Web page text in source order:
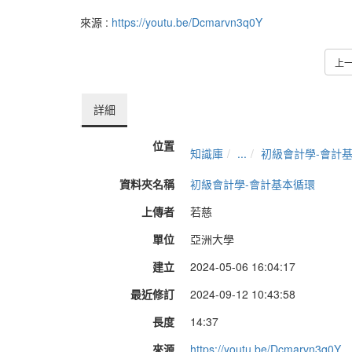
來源 : https://youtu.be/Dcmarvn3q0Y
上
詳細
位置 知識庫 ...
初級會計學-會計
資料夾名稱
初級會計學-會計基本循環
上傳者
若慈
單位
亞洲大學
建立
2024-05-06 16:04:17
最近修訂
2024-09-12 10:43:58
長度
14:37
來源
https://youtu.be/Dcmarvn3q0Y